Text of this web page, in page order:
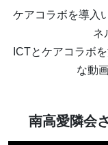
ケアコラボを導入
ネ
ICTとケアコラボ
な動
南高愛隣会